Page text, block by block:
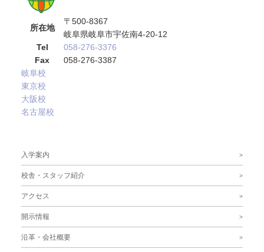
所在地
〒500-8367
岐阜県岐阜市宇佐南4-20-12
Tel
058-276-3376
Fax
058-276-3387
岐阜校
東京校
大阪校
名古屋校
入学案内
校舎・スタッフ紹介
アクセス
開示情報
沿革・会社概要